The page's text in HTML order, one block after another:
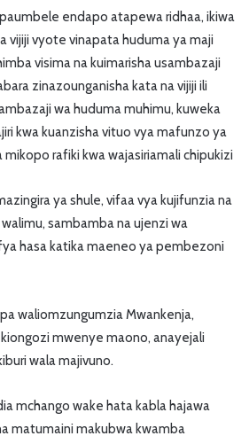
endapo atapewa ridhaa, ikiwa
vijiji vyote vinapata huduma ya maji
visima na kuimarisha usambazaji
zinazounganisha kata na vijiji ili
wa huduma muhimu, kuweka
kwa kuanzisha vituo vya mafunzo ya
rafiki kwa wajasiriamali chipukizi
ya shule, vifaa vya kujifunzia na
sambamba na ujenzi wa
hasa katika maeneo ya pembezoni
waliomzungumzia Mwankenja,
mwenye maono, anayejali
wala majivuno.
mchango wake hata kabla hajawa
matumaini makubwa kwamba